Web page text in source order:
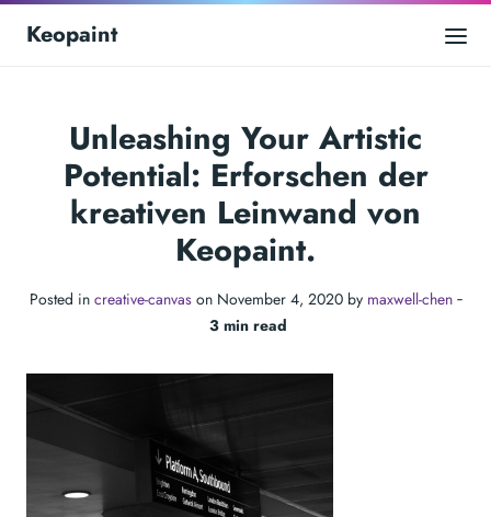
Keopaint
Unleashing Your Artistic
Potential: Erforschen der
kreativen Leinwand von
Keopaint.
Posted in creative-canvason November 4, 2020 by maxwell-chen‐
3 min read